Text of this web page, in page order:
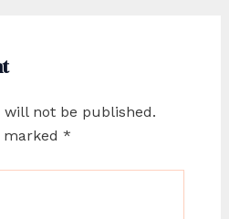
will not be published.
*